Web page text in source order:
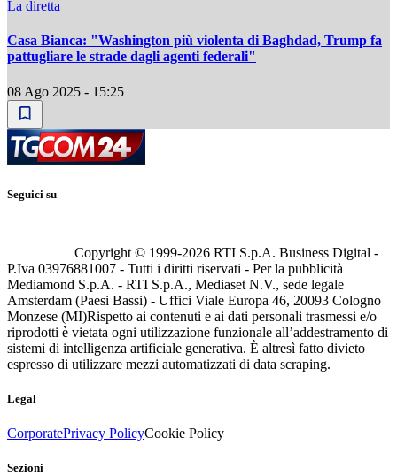
La diretta
Casa Bianca: "Washington più violenta di Baghdad, Trump fa
pattugliare le strade dagli agenti federali"
08 Ago 2025 - 15:25
Seguici su
Copyright © 1999-2026 RTI S.p.A. Business Digital -
P.Iva 03976881007 - Tutti i diritti riservati - Per la pubblicità
Mediamond S.p.A. - RTI S.p.A., Mediaset N.V., sede legale
Amsterdam (Paesi Bassi) - Uffici Viale Europa 46, 20093 Cologno
Monzese (MI)Rispetto ai contenuti e ai dati personali trasmessi e/o
riprodotti è vietata ogni utilizzazione funzionale all’addestramento di
sistemi di intelligenza artificiale generativa. È altresì fatto divieto
espresso di utilizzare mezzi automatizzati di data scraping.
Legal
CorporatePrivacy PolicyCookie Policy
Sezioni